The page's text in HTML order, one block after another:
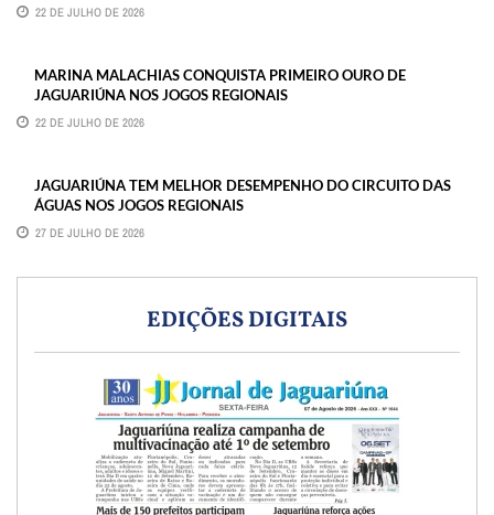
22 DE JULHO DE 2026
MARINA MALACHIAS CONQUISTA PRIMEIRO OURO DE
JAGUARIÚNA NOS JOGOS REGIONAIS
22 DE JULHO DE 2026
JAGUARIÚNA TEM MELHOR DESEMPENHO DO CIRCUITO DAS
ÁGUAS NOS JOGOS REGIONAIS
27 DE JULHO DE 2026
EDIÇÕES DIGITAIS